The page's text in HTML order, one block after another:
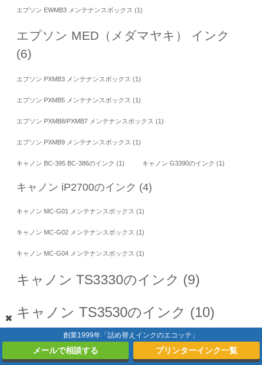
エプソン EWMB3 メンテナンスボックス (1)
エプソン MED（メダマヤキ） インク
(6)
エプソン PXMB3 メンテナンスボックス (1)
エプソン PXMB5 メンテナンスボックス (1)
エプソン PXMB8/PXMB7 メンテナンスボックス (1)
エプソン PXMB9 メンテナンスボックス (1)
キャノン BC-395 BC-386のインク (1) キャノン G3390のインク (1)
キャノン iP2700のインク (4)
キャノン MC-G01 メンテナンスボックス (1)
キャノン MC-G02 メンテナンスボックス (1)
キャノン MC-G04 メンテナンスボックス (1)
キャノン TS3330のインク (9)
キャノン TS3530のインク (10)
キャノン TS5430のインク(11)
創業1999年「詰め替えインクのエコッテ」
メールで相談する プリンターインク一覧